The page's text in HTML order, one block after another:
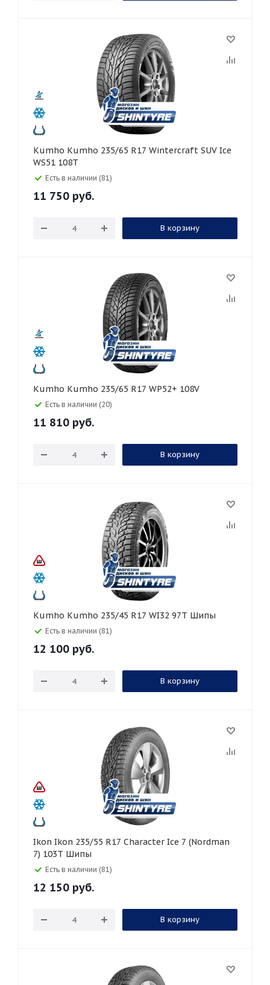
Kumho Kumho 235/65 R17 Wintercraft SUV Ice
WS51 108T
Есть в наличии (81)
11 750 руб.
В корзину
Kumho Kumho 235/65 R17 WP52+ 108V
Есть в наличии (20)
11 810 руб.
В корзину
Kumho Kumho 235/45 R17 WI32 97T Шипы
Есть в наличии (81)
12 100 руб.
В корзину
Ikon Ikon 235/55 R17 Character Ice 7 (Nordman
7) 103T Шипы
Есть в наличии (81)
12 150 руб.
В корзину